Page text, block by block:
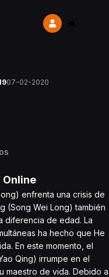
07-02-2020
Online
enfrenta una crisis de
(Song Wei Long) también
diferencia de edad. La
ha hecho que He
En este momento, el
Qing) irrumpe en el
maestro de vida. Debido a